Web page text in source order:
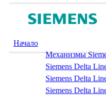
Начало
Механизмы
Siemens Delta
Siemens Delta
Siemens Delta